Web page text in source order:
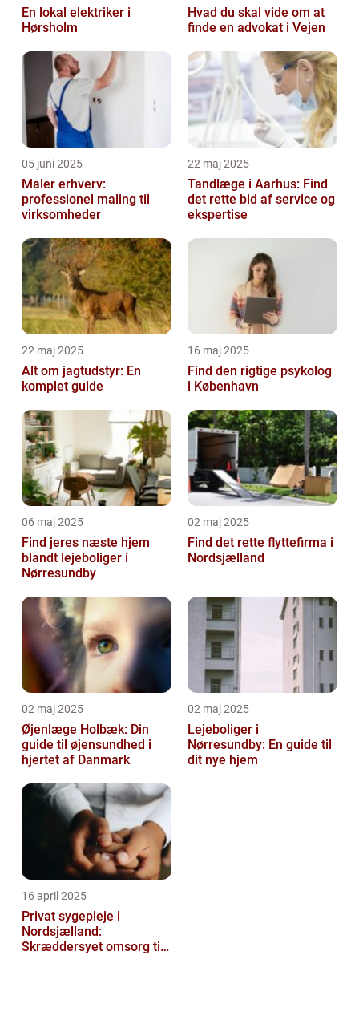
En lokal elektriker i
Hørsholm
Hvad du skal vide om at
finde en advokat i Vejen
05 juni 2025
Maler erhverv:
professionel maling til
virksomheder
22 maj 2025
Tandlæge i Aarhus: Find
det rette bid af service og
ekspertise
22 maj 2025
Alt om jagtudstyr: En
komplet guide
16 maj 2025
Find den rigtige psykolog
i København
06 maj 2025
Find jeres næste hjem
blandt lejeboliger i
Nørresundby
02 maj 2025
Find det rette flyttefirma i
Nordsjælland
02 maj 2025
Øjenlæge Holbæk: Din
guide til øjensundhed i
hjertet af Danmark
02 maj 2025
Lejeboliger i
Nørresundby: En guide til
dit nye hjem
16 april 2025
Privat sygepleje i
Nordsjælland:
Skræddersyet omsorg til